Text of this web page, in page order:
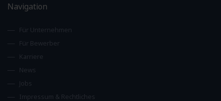
Navigation
Für Unternehmen
Für Bewerber
Karriere
News
Jobs
Impressum & Rechtliches